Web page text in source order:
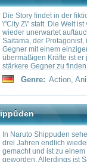
und Sasuke nach
hat extreme Fortschritte
und coolen Ninja
dem Training von
Er besitzt ein
ganzen Körper
man ihn nicht mehr mit
da eine Chance
IMDb:9 / 10
Wayne, Millionär
in Gotham City. Wann
der Menschen
hochspezialisierten
Die einzigen, die
Robin und Butler
Joker, Pinguin,
ist der geistige Vater
im Jahre 1939 für DC
IMDb: 9 / 10